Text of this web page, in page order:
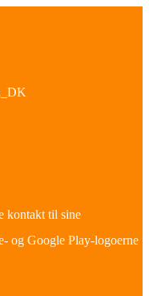
kontakt til sine
og Google Play-logoerne